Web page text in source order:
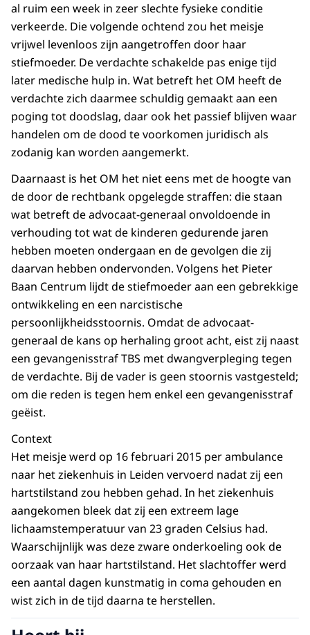
al ruim een week in zeer slechte fysieke conditie
verkeerde. Die volgende ochtend zou het meisje
vrijwel levenloos zijn aangetroffen door haar
stiefmoeder. De verdachte schakelde pas enige tijd
later medische hulp in. Wat betreft het OM heeft de
verdachte zich daarmee schuldig gemaakt aan een
poging tot doodslag, daar ook het passief blijven waar
handelen om de dood te voorkomen juridisch als
zodanig kan worden aangemerkt.
Daarnaast is het OM het niet eens met de hoogte van
de door de rechtbank opgelegde straffen: die staan
wat betreft de advocaat-generaal onvoldoende in
verhouding tot wat de kinderen gedurende jaren
hebben moeten ondergaan en de gevolgen die zij
daarvan hebben ondervonden. Volgens het Pieter
Baan Centrum lijdt de stiefmoeder aan een gebrekkige
ontwikkeling en een narcistische
persoonlijkheidsstoornis. Omdat de advocaat-
generaal de kans op herhaling groot acht, eist zij naast
een gevangenisstraf TBS met dwangverpleging tegen
de verdachte. Bij de vader is geen stoornis vastgesteld;
om die reden is tegen hem enkel een gevangenisstraf
geëist.
Context
Het meisje werd op 16 februari 2015 per ambulance
naar het ziekenhuis in Leiden vervoerd nadat zij een
hartstilstand zou hebben gehad. In het ziekenhuis
aangekomen bleek dat zij een extreem lage
lichaamstemperatuur van 23 graden Celsius had.
Waarschijnlijk was deze zware onderkoeling ook de
oorzaak van haar hartstilstand. Het slachtoffer werd
een aantal dagen kunstmatig in coma gehouden en
wist zich in de tijd daarna te herstellen.